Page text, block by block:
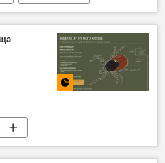
Общество